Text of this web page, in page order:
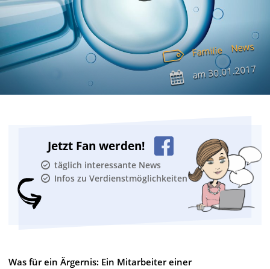
Familie News
am30.01.2017
Jetzt Fan werden!
täglich interessante News
Infos zu Verdienstmöglichkeiten
Was für ein Ärgernis: Ein Mitarbeiter einer